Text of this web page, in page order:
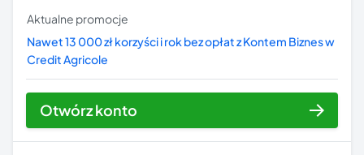
Aktualne promocje
Nawet 13 000 zł korzyści i rok bez opłat z Kontem Biznes w
Credit Agricole
Otwórz konto